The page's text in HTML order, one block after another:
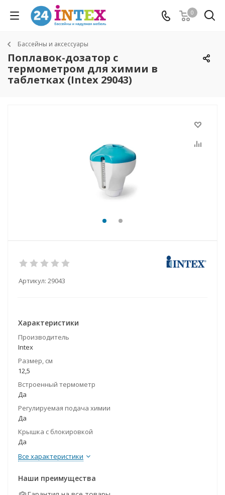
0
Бассейны и аксессуары
Поплавок-дозатор с
термометром для химии в
таблетках (Intex 29043)
Артикул: 29043
Характеристики
Производитель
Intex
Размер, см
12,5
Встроенный термометр
Да
Регулируемая подача химии
Да
Крышка с блокировкой
Да
Все характеристики
Наши преимущества